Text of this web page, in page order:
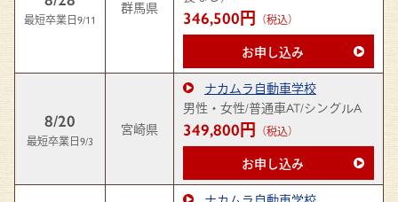
最短卒業日9/11
群馬県 346,500円 （税込）
お申し込み
8/20
最短卒業日9/3
宮崎県
ナカムラ自動車学校
男性・女性/普通車AT/シングルA
349,800円 （税込）
お申し込み